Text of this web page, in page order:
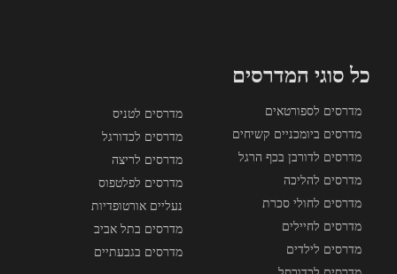
כל סוגי המדרסים
מדרסים לספורטאים
מדרסים ביומכניים קשיחים
מדרסים לדורבן בכף הרגל
מדרסים להליכה
מדרסים לחולי סכרת
מדרסים לחיילים
מדרסים לילדים
מדרסים לטניס
מדרסים לכדורגל
מדרסים לריצה
מדרסים לפלטפוס
נעליים אורטופדיות
מדרסים בתל אביב
מדרסים בגבעתיים